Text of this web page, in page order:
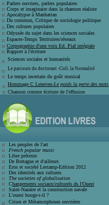
Parlers ouvriers, parlers populaires
Corps et imaginaire dans la chanson réaliste
Apocalypse à Manhattan
Du commun, Critique de sociologie politique
Des cultures populaires
Odyssée du sujet dans les sciences sociales
Espaces-Temps Territoires/réseaux
Corpographie d'une voix Ed. Piaf intégrale
Rapport à l'écriture
Sciences sociales et humanités
Le parcours du doctorant -Coll. la Normalité
Le temps incertain du goût musical
Hommage C Leneveu-Le poids la perte des mots
Chanson comme écriture de l'effusion
Les peuples de l'art
French popular music
Libre prétexte
De Bretagne et d'ailleurs
Eros et société Lestamp-Edition 2012
Des identités aux cultures
The societies of globalisation
Changements sociaux/culturels ds l'Ouest
Saint-Nazaire et la construction navale
L'ouest bouge-t-il ?
Crises et Métamorphoses ouvrières